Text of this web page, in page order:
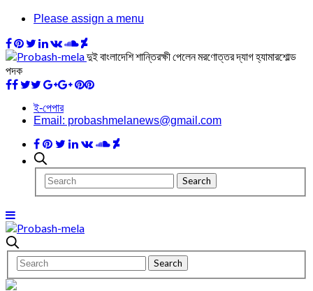
Please assign a menu
দুই বাংলাদেশি শান্তিরক্ষী পেলেন মরণোত্তর দ্যাগ হ্যামারশোল্ড
পদক
ই-পেপার
Email: probashmelanews@gmail.com